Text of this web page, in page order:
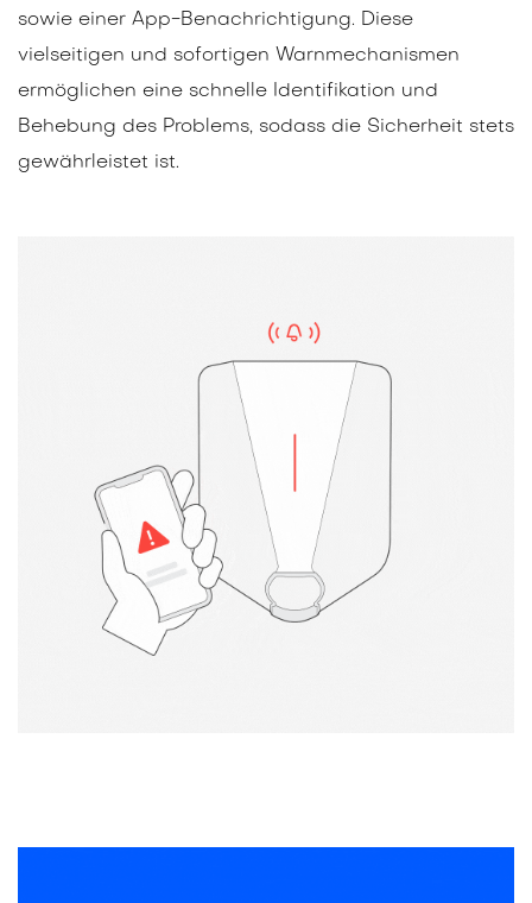
sowie einer App-Benachrichtigung. Diese
vielseitigen und sofortigen Warnmechanismen
ermöglichen eine schnelle Identifikation und
Behebung des Problems, sodass die Sicherheit stets
gewährleistet ist.